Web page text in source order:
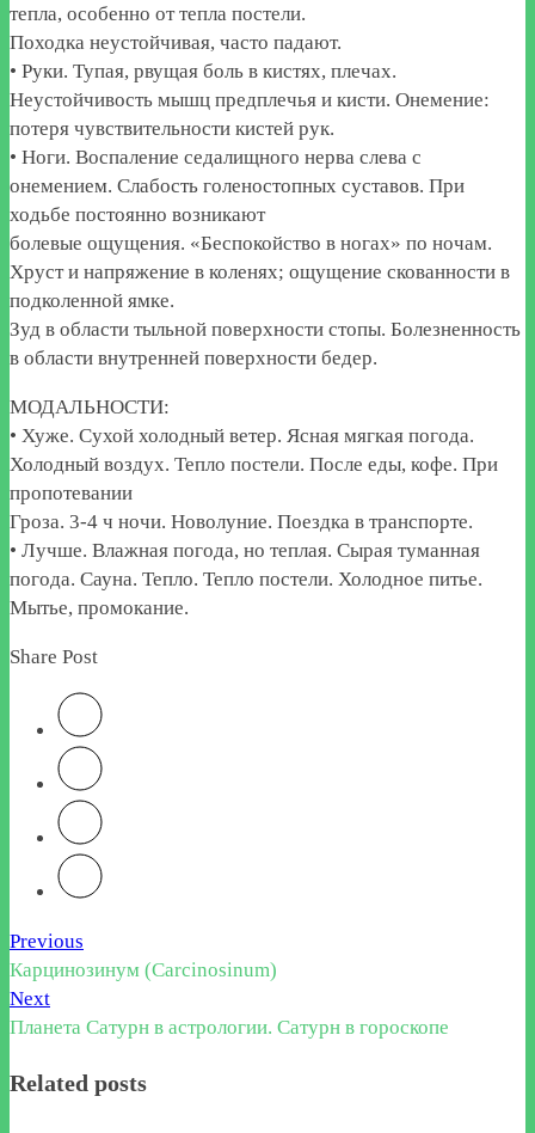
тепла, особенно от тепла постели.
Походка неустойчивая, часто падают.
• Руки. Тупая, рвущая боль в кистях, плечах.
Неустойчивость мышц предплечья и кисти. Онемение:
потеря чувствительности кистей рук.
• Ноги. Воспаление седалищного нерва слева с
онемением. Слабость голеностопных суставов. При
ходьбе постоянно возникают
болевые ощущения. «Беспокойство в ногах» по ночам.
Хруст и напряжение в коленях; ощущение скованности в
подколенной ямке.
Зуд в области тыльной поверхности стопы. Болезненность
в области внутренней поверхности бедер.
МОДАЛЬНОСТИ:
• Хуже. Сухой холодный ветер. Ясная мягкая погода.
Холодный воздух. Тепло постели. После еды, кофе. При
пропотевании
Гроза. 3-4 ч ночи. Новолуние. Поездка в транспорте.
• Лучше. Влажная погода, но теплая. Сырая туманная
погода. Сауна. Тепло. Тепло постели. Холодное питье.
Мытье, промокание.
Share Post
Previous
Карцинозинум (Carcinosinum)
Next
Планета Сатурн в астрологии. Сатурн в гороскопе
Related posts